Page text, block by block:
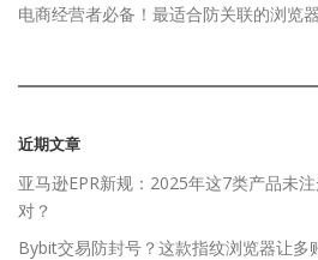
电商经营者必备！最适合防关联的浏览
近期文章
亚马逊EPR新规：2025年这7类产品未
对？
Bybit交易防封号？这款指纹浏览器让多